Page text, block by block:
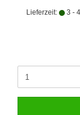
Lieferzeit: 3 -